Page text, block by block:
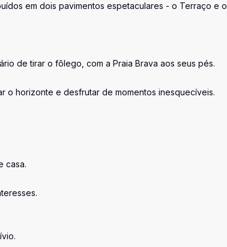
em dois pavimentos espetaculares - o Terraço e o
de tirar o fôlego, com a Praia Brava aos seus pés.
o horizonte e desfrutar de momentos inesquecíveis.
casa.